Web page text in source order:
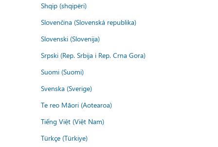
Shqip (shqipëri)
Slovenčina (Slovenská republika)
Slovenski (Slovenija)
Srpski (Rep. Srbija i Rep. Crna Gora)
Suomi (Suomi)
Svenska (Sverige)
Te reo Māori (Aotearoa)
Tiếng Việt (Việt Nam)
Türkçe (Türkiye)